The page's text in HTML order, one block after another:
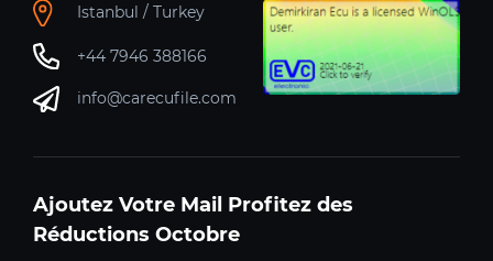
Istanbul / Turkey
+44 7946 388166
info@carecufile.com
Ajoutez Votre Mail Profitez des
Réductions Octobre